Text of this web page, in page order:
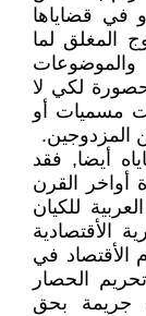
في قضاياها
المغلق لما
والموضوعات
لكي لا
مسميات أو
المزدوجين.
أيضا, فقد
أواخر القرن
للكيان
الأقتصادية
الأقتصاد في
الحصار
جريمة بحق